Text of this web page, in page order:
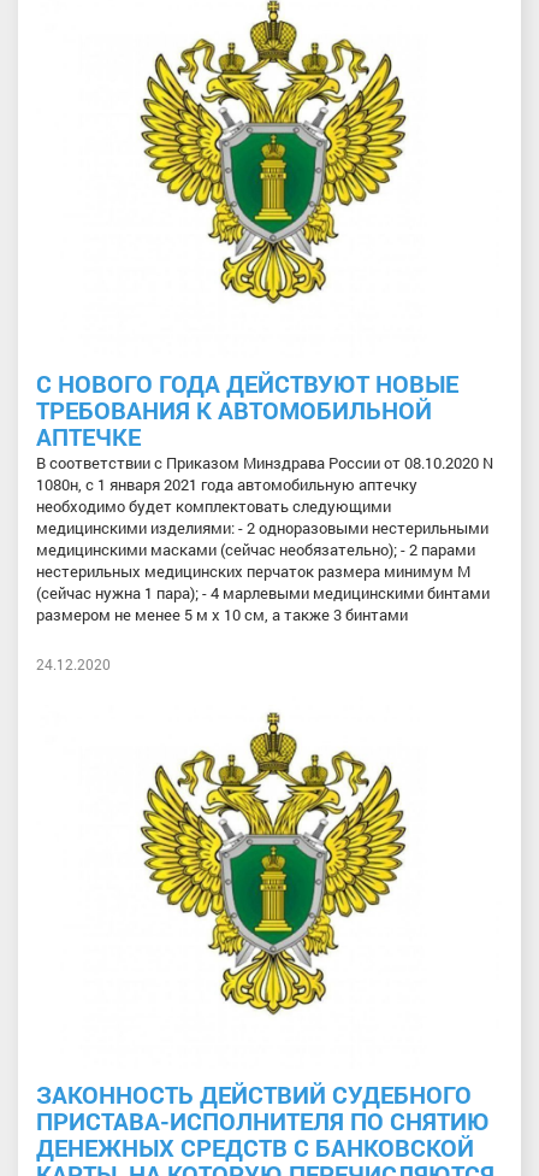
С НОВОГО ГОДА ДЕЙСТВУЮТ НОВЫЕ
ТРЕБОВАНИЯ К АВТОМОБИЛЬНОЙ
АПТЕЧКЕ
В соответствии с Приказом Минздрава России от 08.10.2020 N
1080н, с 1 января 2021 года автомобильную аптечку
необходимо будет комплектовать следующими
медицинскими изделиями: - 2 одноразовыми нестерильными
медицинскими масками (сейчас необязательно); - 2 парами
нестерильных медицинских перчаток размера минимум М
(сейчас нужна 1 пара); - 4 марлевыми медицинскими бинтами
размером не менее 5 м х 10 см, а также 3 бинтами
24.12.2020
ЗАКОННОСТЬ ДЕЙСТВИЙ СУДЕБНОГО
ПРИСТАВА-ИСПОЛНИТЕЛЯ ПО СНЯТИЮ
ДЕНЕЖНЫХ СРЕДСТВ С БАНКОВСКОЙ